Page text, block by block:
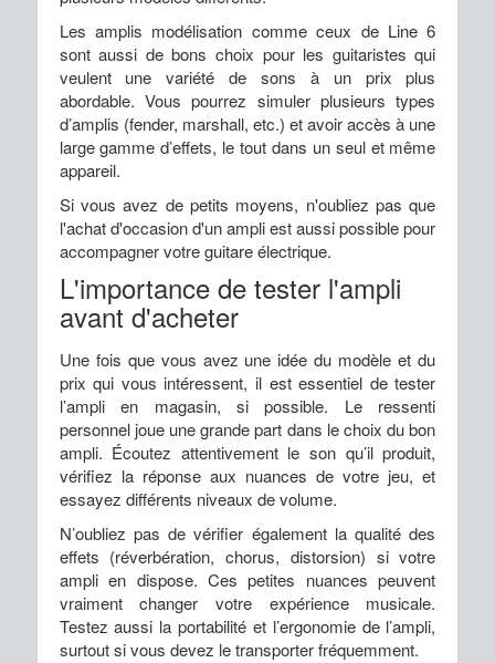
Les amplis modélisation comme ceux de Line 6
sont aussi de bons choix pour les guitaristes qui
veulent une variété de sons à un prix plus
abordable. Vous pourrez simuler plusieurs types
d’amplis (fender, marshall, etc.) et avoir accès à une
large gamme d’effets, le tout dans un seul et même
appareil.
Si vous avez de petits moyens, n'oubliez pas que
l'achat d'occasion d'un ampli est aussi possible pour
accompagner votre guitare électrique.
L'importance de tester l'ampli
avant d'acheter
Une fois que vous avez une idée du modèle et du
prix qui vous intéressent, il est essentiel de tester
l’ampli en magasin, si possible. Le ressenti
personnel joue une grande part dans le choix du bon
ampli. Écoutez attentivement le son qu’il produit,
vérifiez la réponse aux nuances de votre jeu, et
essayez différents niveaux de volume.
N’oubliez pas de vérifier également la qualité des
effets (réverbération, chorus, distorsion) si votre
ampli en dispose. Ces petites nuances peuvent
vraiment changer votre expérience musicale.
Testez aussi la portabilité et l’ergonomie de l’ampli,
surtout si vous devez le transporter fréquemment.